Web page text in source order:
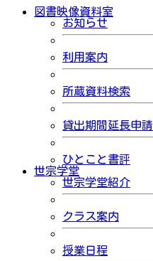
図書映像資料室
お知らせ
利用案内
所蔵資料検索
貸出期間延長申請
ひとこと書評
世宗学堂
世宗学堂紹介
クラス案内
授業日程